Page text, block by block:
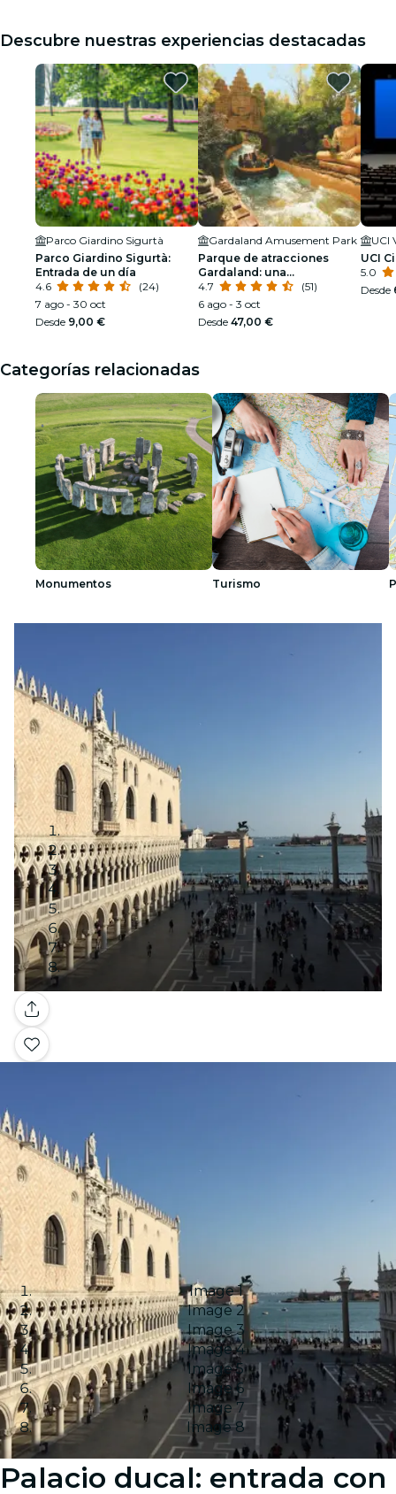
Descubre nuestras experiencias destacadas
Parco Giardino Sigurtà
Parco Giardino Sigurtà:
Entrada de un día
4.6
(24)
7 ago - 30 oct
Desde 9,00 €
Gardaland Amusement Park
Parque de atracciones
Gardaland: una
emocionante aventura
4.7
(51)
6 ago - 3 oct
Desde 47,00 €
UCI
UCI
5.0
Desde
Categorías relacionadas
Monumentos Turismo
Galería
Image 1
Image 2
Image 3
Image 4
Image 5
Image 6
Image 7
Image 8
Palacio ducal: entrada con